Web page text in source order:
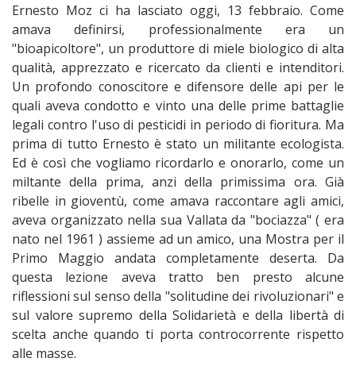
Ernesto Moz ci ha lasciato oggi, 13 febbraio. Come
amava definirsi, professionalmente era un
"bioapicoltore", un produttore di miele biologico di alta
qualità, apprezzato e ricercato da clienti e intenditori.
Un profondo conoscitore e difensore delle api per le
quali aveva condotto e vinto una delle prime battaglie
legali contro l'uso di pesticidi in periodo di fioritura. Ma
prima di tutto Ernesto è stato un militante ecologista.
Ed è così che vogliamo ricordarlo e onorarlo, come un
miltante della prima, anzi della primissima ora. Già
ribelle in gioventù, come amava raccontare agli amici,
aveva organizzato nella sua Vallata da "bociazza" ( era
nato nel 1961 ) assieme ad un amico, una Mostra per il
Primo Maggio andata completamente deserta. Da
questa lezione aveva tratto ben presto alcune
riflessioni sul senso della "solitudine dei rivoluzionari" e
sul valore supremo della Solidarietà e della libertà di
scelta anche quando ti porta controcorrente rispetto
alle masse.